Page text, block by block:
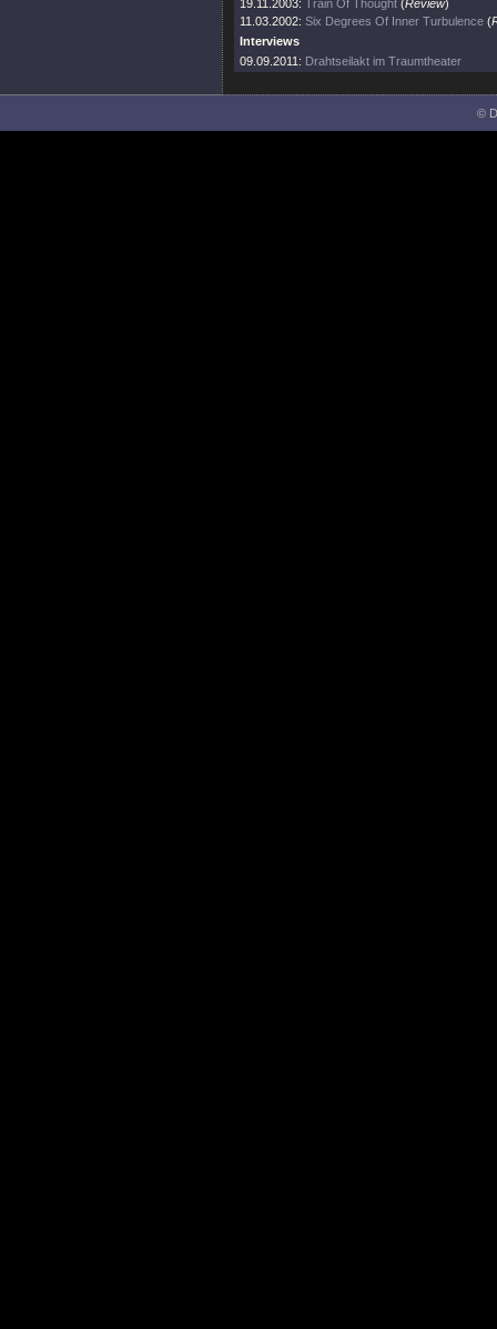
19.11.2003: Train Of Thought (Review)
11.03.2002: Six Degrees Of Inner Turbulence (
Interviews
09.09.2011: Drahtseilakt im Traumtheater
©